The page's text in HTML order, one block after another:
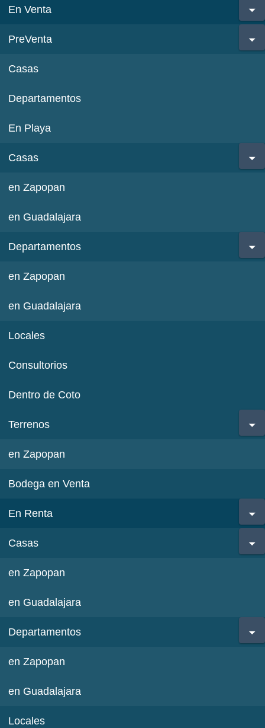
En Venta
PreVenta
Casas
Departamentos
En Playa
Casas
en Zapopan
en Guadalajara
Departamentos
en Zapopan
en Guadalajara
Locales
Consultorios
Dentro de Coto
Terrenos
en Zapopan
Bodega en Venta
En Renta
Casas
en Zapopan
en Guadalajara
Departamentos
en Zapopan
en Guadalajara
Locales